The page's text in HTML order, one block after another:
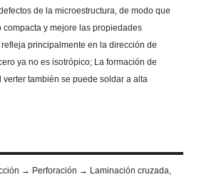
de la microestructura, de modo que
compacta y mejore las propiedades
principalmente en la dirección de
ya no es isotrópico; La formación de
verter también se puede soldar a alta
→ Perforación → Laminación cruzada,